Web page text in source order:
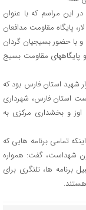
این مراسم که با عنوان
پایگاه مقاومت مدافعان
با حضور بسیجیان گردان
مقاومت بسیج
های این مراسم، رونمایی از تمبر شناسنامه 15 هزار شهید استان فارس بود که
استان فارس، شهرداری
اوز و بخشداری مرکزی به
تمامی برنامه هایی که
شهداست، گفت: همواره
برنامه ها، تلنگری برای